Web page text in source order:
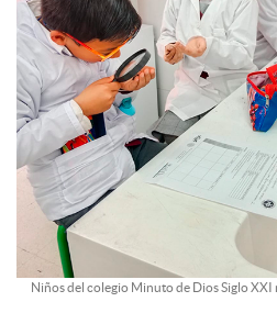
Niños del colegio Minuto de Dios Siglo